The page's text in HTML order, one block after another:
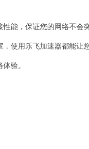
，保证您的网络不会
用乐飞加速器都能让
验。